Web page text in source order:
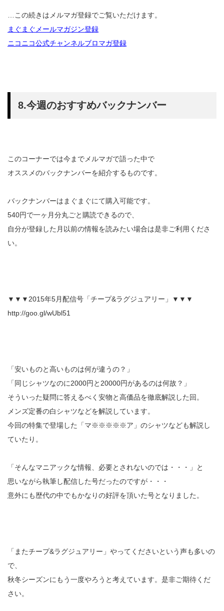
…この続きはメルマガ登録でご覧いただけます。
まぐまぐメールマガジン登録
ニコニコ公式チャンネルブロマガ登録
8.今週のおすすめバックナンバー
このコーナーでは今までメルマガで語った中で
オススメのバックナンバーを紹介するものです。
バックナンバーはまぐまぐにて購入可能です。
540円で一ヶ月分丸ごと購読できるので、
自分が登録した月以前の情報を読みたい場合は是非ご利用くださ
い。
▼▼▼2015年5月配信号「チープ&ラグジュアリー」▼▼▼
http://goo.gl/wUbl51
「安いものと高いものは何が違うの？」
「同じシャツなのに2000円と20000円があるのは何故？」
そういった疑問に答えるべく安物と高価品を徹底解説した回。
メンズ定番の白シャツなどを解説しています。
今回の特集で登場した「マ※※※※※ア」のシャツなども解説し
ていたり。
「そんなマニアックな情報、必要とされないのでは・・・」と
思いながら執筆し配信した号だったのですが・・・
意外にも歴代の中でもかなりの好評を頂いた号となりました。
「またチープ&ラグジュアリー」やってくださいという声も多いの
で、
秋冬シーズンにもう一度やろうと考えています。是非ご期待くだ
さい。